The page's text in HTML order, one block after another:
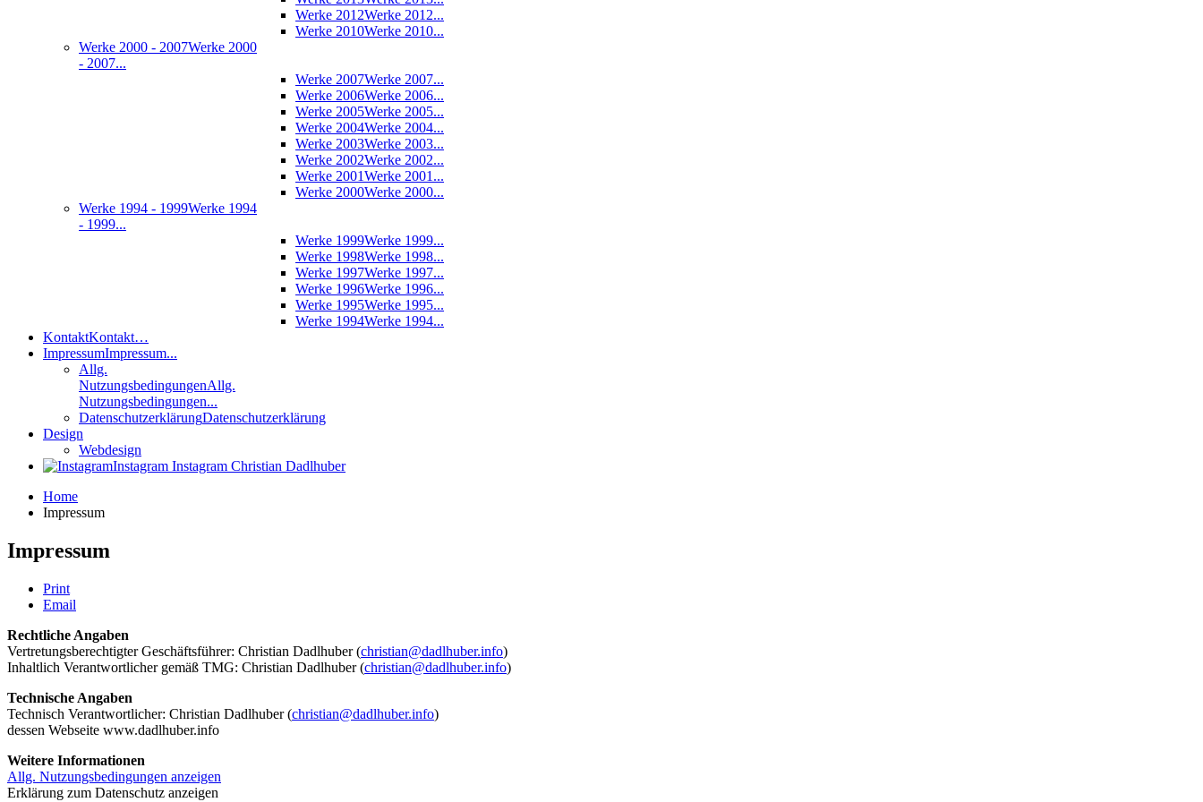
Werke 2012Werke 2012...
Werke 2010Werke 2010...
Werke 2000 - 2007Werke 2000
- 2007...
Werke 2007Werke 2007...
Werke 2006Werke 2006...
Werke 2005Werke 2005...
Werke 2004Werke 2004...
Werke 2003Werke 2003...
Werke 2002Werke 2002...
Werke 2001Werke 2001...
Werke 2000Werke 2000...
Werke 1994 - 1999Werke 1994
- 1999...
Werke 1999Werke 1999...
Werke 1998Werke 1998...
Werke 1997Werke 1997...
Werke 1996Werke 1996...
Werke 1995Werke 1995...
Werke 1994Werke 1994...
KontaktKontakt…
ImpressumImpressum...
Allg.
NutzungsbedingungenAllg.
Nutzungsbedingungen...
DatenschutzerklärungDatenschutzerklärung
Design
Webdesign
Instagram Instagram Christian Dadlhuber
Home
Impressum
Impressum
Print
Email
Rechtliche Angaben
Vertretungsberechtigter Geschäftsführer: Christian Dadlhuber (christian@dadlhuber.info)
Inhaltlich Verantwortlicher gemäß TMG: Christian Dadlhuber (christian@dadlhuber.info)
Technische Angaben
Technisch Verantwortlicher: Christian Dadlhuber (christian@dadlhuber.info)
dessen Webseite www.dadlhuber.info
Weitere Informationen
Allg. Nutzungsbedingungen anzeigen
Erklärung zum Datenschutz anzeigen